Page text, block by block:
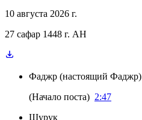
10 августа 2026 г.
27 сафар 1448 г. AH
Фаджр (настоящий Фаджр)
(Начало поста) 2:47
Шурук